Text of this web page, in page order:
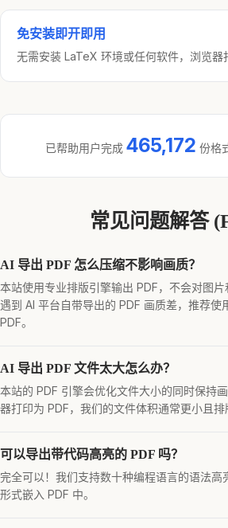
免安装即开即用
无需安装 LaTeX 环境或任何软件，浏览器
已帮助用户完成 465,172 份格
常见问题解答
AI 导出 PDF 怎么压缩不影响画质？
本站使用专业排版引擎输出 PDF，不会对图
遇到 AI 平台自带导出的 PDF 画质差，推荐使
PDF。
AI 导出 PDF 文件太大怎么办？
本站的 PDF 引擎会优化文件大小的同时保持
器打印为 PDF，我们的文件体积通常更小且排
可以导出带代码高亮的 PDF 吗？
完全可以！我们支持数十种编程语言的语法高
形式嵌入 PDF 中。